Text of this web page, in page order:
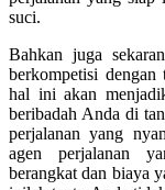
suci.
Bahkan juga
berkompetisi
hal ini akan
beribadah Anda di
perjalanan yang
agen perjalanan
berangkat dan biaya